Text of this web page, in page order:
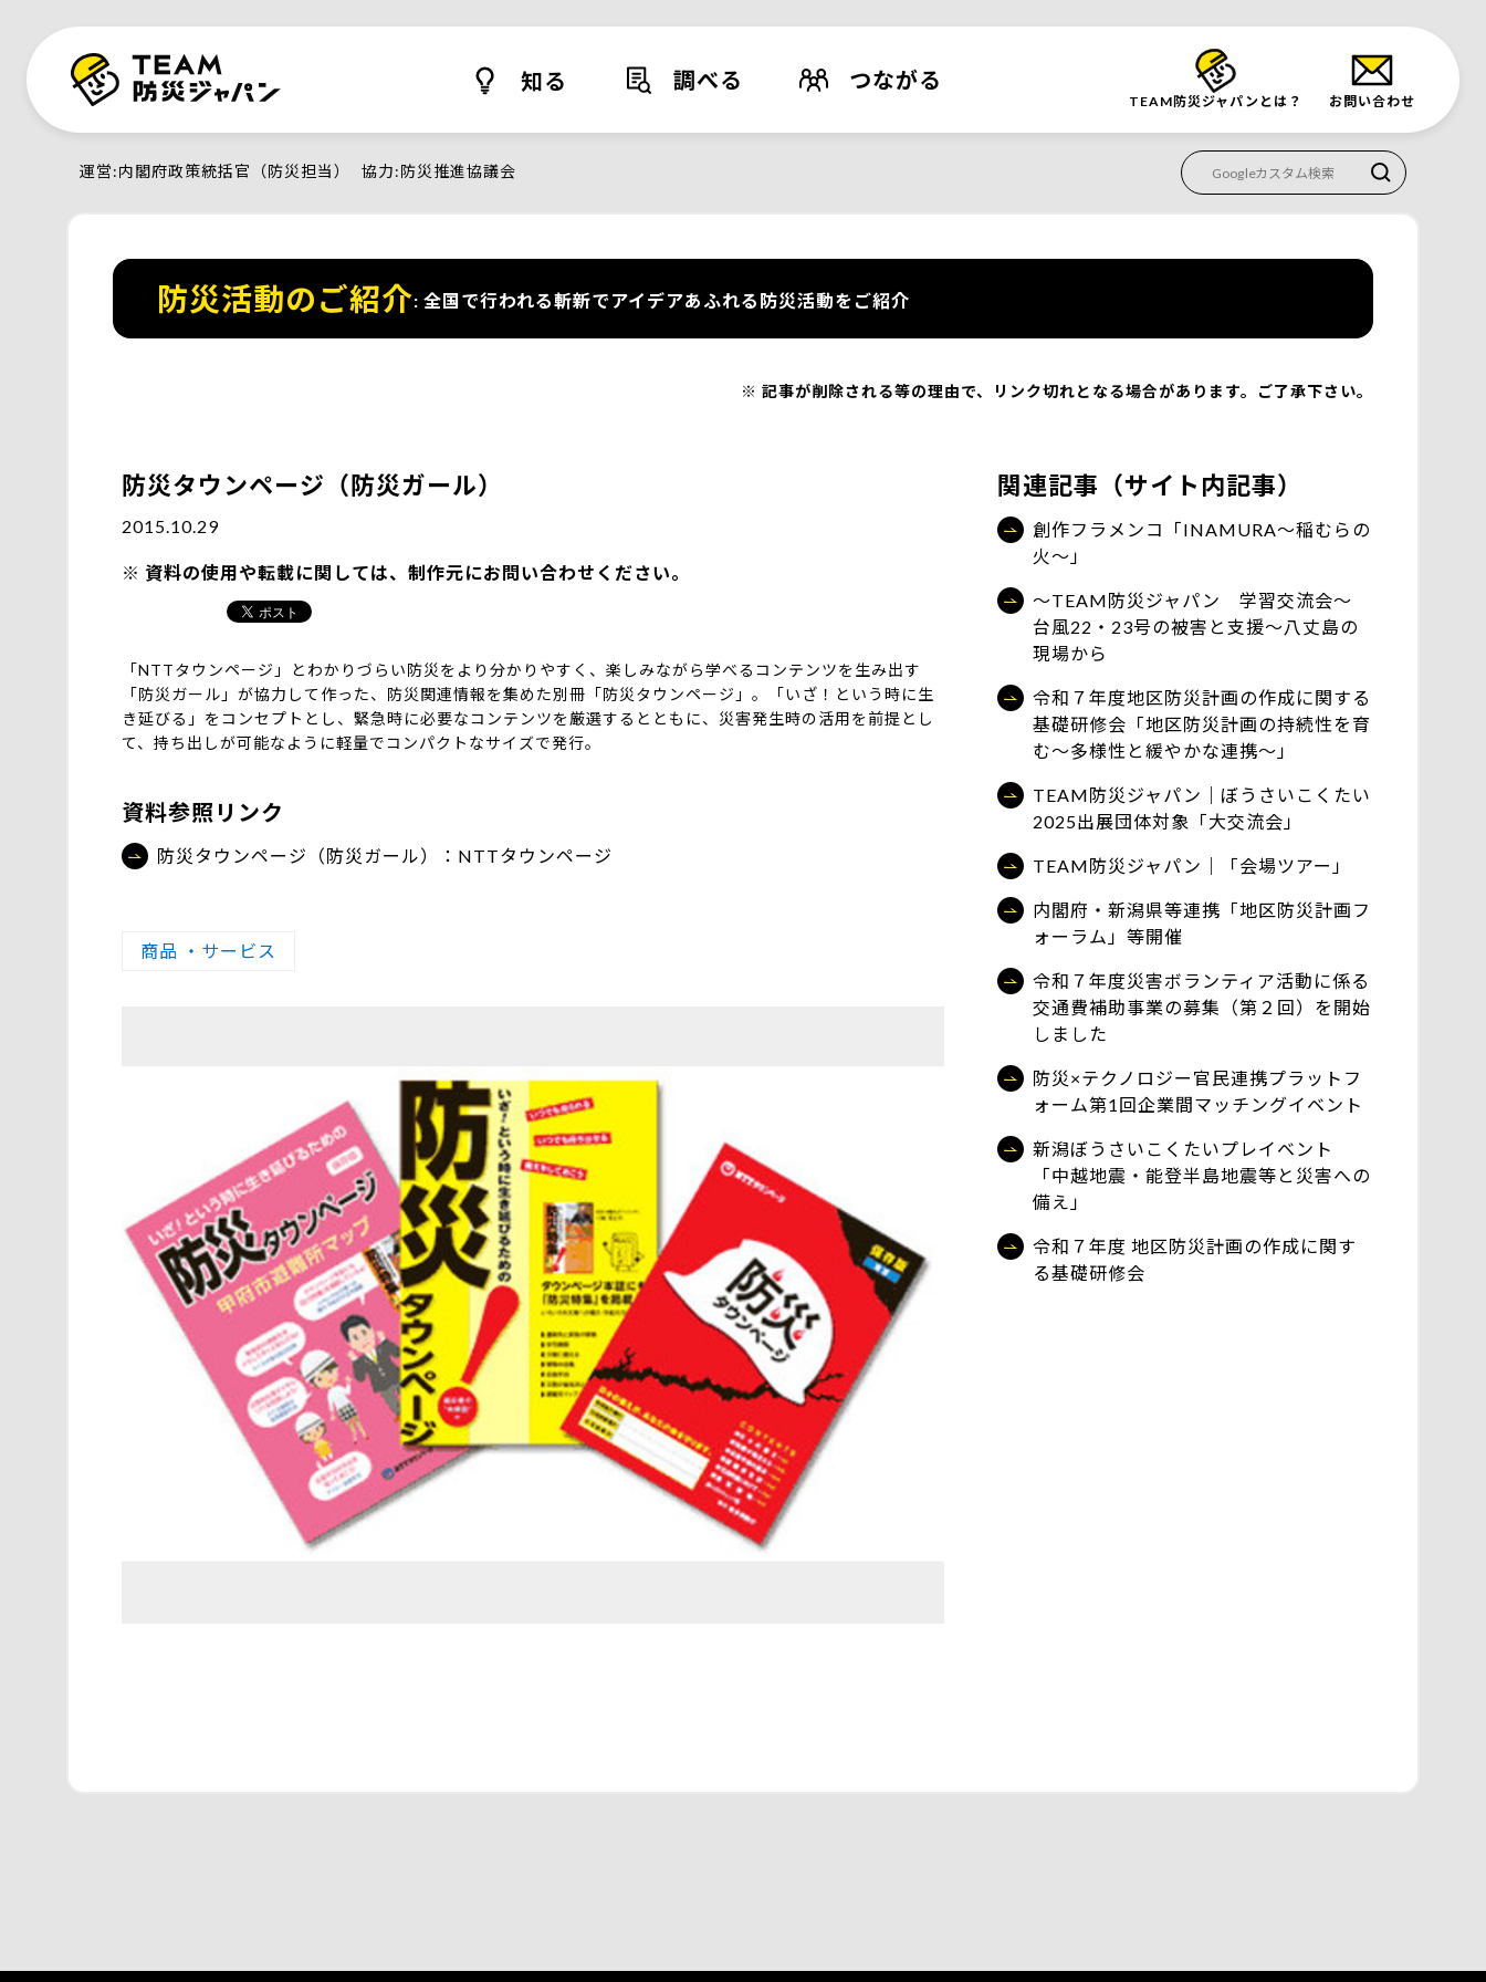
知る 調べる つながる
TEAM防災ジャパンとは？ お問い合わせ
運営 内閣府政策統括官（防災担当） 協力 防災推進協議会
防災活動のご紹介 全国で行われる斬新でアイデアあふれる防災活動をご紹介
記事が削除される等の理由で、リンク切れとなる場合があります。ご了承下さい。
防災タウンページ（防災ガール）
2015.10.29
資料の使用や転載に関しては、制作元にお問い合わせください。
「NTTタウンページ」とわかりづらい防災をより分かりやすく、楽しみながら学べるコンテンツを生み出す
「防災ガール」が協力して作った、防災関連情報を集めた別冊「防災タウンページ」。「いざ！という時に生
き延びる」をコンセプトとし、緊急時に必要なコンテンツを厳選するとともに、災害発生時の活用を前提とし
て、持ち出しが可能なように軽量でコンパクトなサイズで発行。
資料参照リンク
防災タウンページ（防災ガール）：NTTタウンページ
商品 ・サービス
関連記事（サイト内記事）
創作フラメンコ「INAMURA～稲むらの
火～」
～TEAM防災ジャパン 学習交流会～
台風22・23号の被害と支援～八丈島の
現場から
令和７年度地区防災計画の作成に関する
基礎研修会「地区防災計画の持続性を育
む～多様性と緩やかな連携～」
TEAM防災ジャパン｜ぼうさいこくたい
2025出展団体対象「大交流会」
TEAM防災ジャパン｜「会場ツアー」
内閣府・新潟県等連携「地区防災計画フ
ォーラム」等開催
令和７年度災害ボランティア活動に係る
交通費補助事業の募集（第２回）を開始
しました
防災×テクノロジー官民連携プラットフ
ォーム第1回企業間マッチングイベント
新潟ぼうさいこくたいプレイベント
「中越地震・能登半島地震等と災害への
備え」
令和７年度 地区防災計画の作成に関す
る基礎研修会